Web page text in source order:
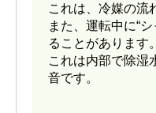
これは、冷媒の流
また、運転中に“
ることがあります。
これは内部で除湿
音です。